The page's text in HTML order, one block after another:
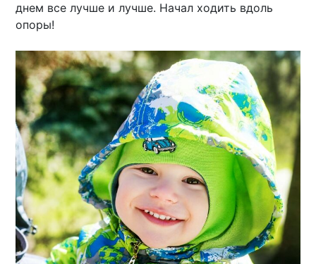
днем все лучше и лучше. Начал ходить вдоль
опоры!